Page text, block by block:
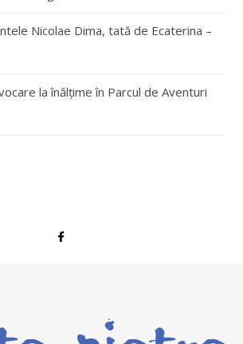
Nicolae Dima, tată de Ecaterina –
la înălțime în Parcul de Aventuri